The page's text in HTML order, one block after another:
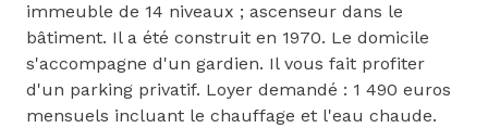
immeuble de 14 niveaux ; ascenseur dans le
bâtiment. Il a été construit en 1970. Le domicile
s'accompagne d'un gardien. Il vous fait profiter
d'un parking privatif. Loyer demandé : 1 490 euros
mensuels incluant le chauffage et l'eau chaude.